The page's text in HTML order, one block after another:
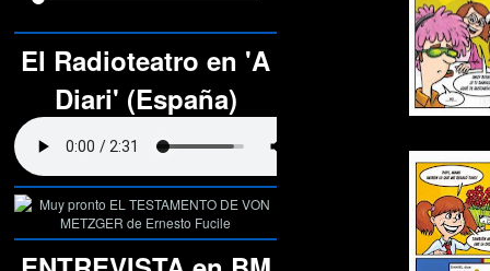
El Radioteatro en 'A
Diari' (España)